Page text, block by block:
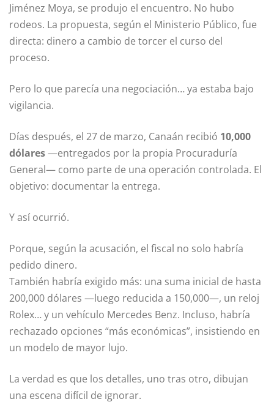
Jiménez Moya, se produjo el encuentro. No hubo
rodeos. La propuesta, según el Ministerio Público, fue
directa: dinero a cambio de torcer el curso del
proceso.
Pero lo que parecía una negociación… ya estaba bajo
vigilancia.
Días después, el 27 de marzo, Canaán recibió 10,000
dólares—entregados por la propia Procuraduría
General— como parte de una operación controlada. El
objetivo: documentar la entrega.
Y así ocurrió.
Porque, según la acusación, el fiscal no solo habría
pedido dinero.
También habría exigido más: una suma inicial de hasta
200,000 dólares —luego reducida a 150,000—, un reloj
Rolex… y un vehículo Mercedes Benz. Incluso, habría
rechazado opciones “más económicas”, insistiendo en
un modelo de mayor lujo.
La verdad es que los detalles, uno tras otro, dibujan
una escena difícil de ignorar.